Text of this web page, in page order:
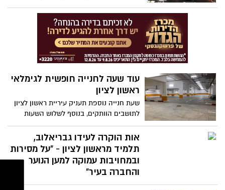
עוד שעה לחנייה חופשית לגימלאי
ראשון לציון
שעת חנייה נוספת תעניק עיריית ראשון לציון
לתושבים הוותקים, בנוסף לשלוש השעות
החניה החינמית שאותם כבר מקבלים מי
שמחזיקים בתו הזהב.
אות הוקרה לעידו גבריאלוב,
תלמיד מראשון לציון - "על מסירות
ובמחויבות עמוקה למען הנוער
והחברה בעיר"
עידו גבריאלוב מראשון לציון זכה עם צעירים